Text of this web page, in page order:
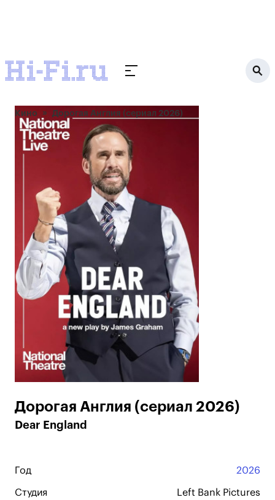
Кино Дорогая Англия (сериал 2026)
Дорогая Англия (сериал 2026)
Dear England
Год 2026
Студия Left Bank Pictures